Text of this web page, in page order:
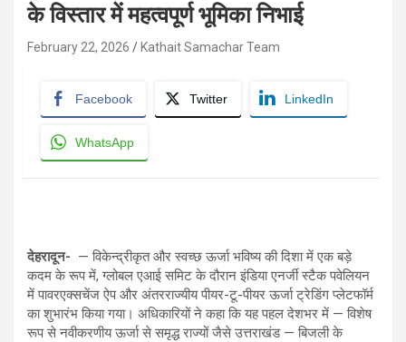
के विस्तार में महत्वपूर्ण भूमिका निभाई
February 22, 2026 Kathait Samachar Team
Facebook Twitter LinkedIn
WhatsApp
देहरादून- — विकेन्द्रीकृत और स्वच्छ ऊर्जा भविष्य की दिशा में एक बड़े
कदम के रूप में, ग्लोबल एआई समिट के दौरान इंडिया एनर्जी स्टैक पवेलियन
में पावरएक्सचेंज ऐप और अंतरराज्यीय पीयर-टू-पीयर ऊर्जा ट्रेडिंग प्लेटफॉर्म
का शुभारंभ किया गया। अधिकारियों ने कहा कि यह पहल देशभर में — विशेष
रूप से नवीकरणीय ऊर्जा से समृद्ध राज्यों जैसे उत्तराखंड — बिजली के